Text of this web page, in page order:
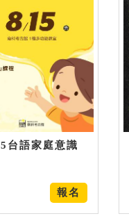
台語家庭意識
報名